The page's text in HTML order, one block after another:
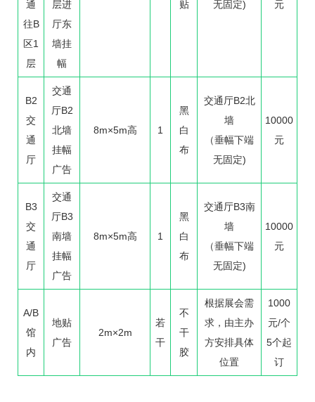
通
往B
区1
层
层进
厅东
墙挂
幅
贴
无固定)
元
B2
交
通
厅
交通
厅B2
北墙
挂幅
广告
8m×5m高 1
黑
白
布
交通厅B2北
墙
（垂幅下端
无固定)
10000
元
B3
交
通
厅
交通
厅B3
南墙
挂幅
广告
8m×5m高 1
黑
白
布
交通厅B3南
墙
（垂幅下端
无固定)
10000
元
A/B
馆
内
地贴
广告
2m×2m
若
干
不
干
胶
根据展会需
求，由主办
方安排具体
位置
1000
元/个
5个起
订